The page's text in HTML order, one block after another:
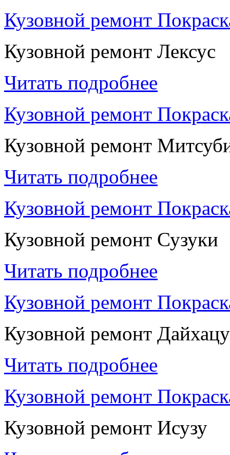
Кузовной ремонт
Кузовной ремонт Лексус
Читать подробнее
Кузовной ремонт
Кузовной ремонт
Читать подробнее
Кузовной ремонт
Кузовной ремонт Сузуки
Читать подробнее
Кузовной ремонт
Кузовной ремонт Дайхацу
Читать подробнее
Кузовной ремонт
Кузовной ремонт Исузу